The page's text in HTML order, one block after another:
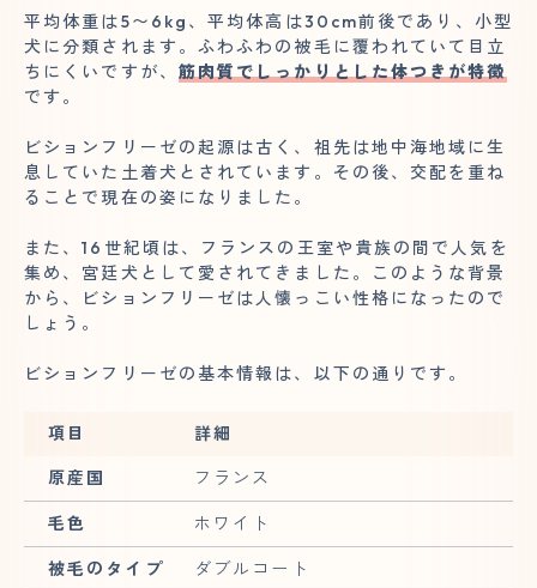
平均体重は5〜6kg、平均体高は30cm前後であり、小型
犬に分類されます。ふわふわの被毛に覆われていて目立
ちにくいですが、 筋肉質でしっかりとした体つきが特徴
です。
ビションフリーゼの起源は古く、祖先は地中海地域に生
息していた土着犬とされています。その後、交配を重ね
ることで現在の姿になりました。
また、16世紀頃は、フランスの王室や貴族の間で人気を
集め、宮廷犬として愛されてきました。このような背景
から、ビションフリーゼは人懐っこい性格になったので
しょう。
ビションフリーゼの基本情報は、以下の通りです。
項目 詳細
原産国 フランス
毛色 ホワイト
被毛のタイプ ダブルコート